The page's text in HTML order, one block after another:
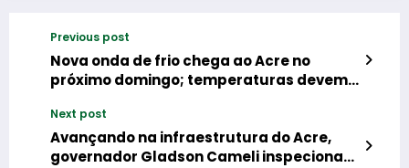
Previous post
Nova onda de frio chega ao Acre no
próximo domingo; temperaturas devem
Next post
Avançando na infraestrutura do Acre,
governador Gladson Cameli inspeciona